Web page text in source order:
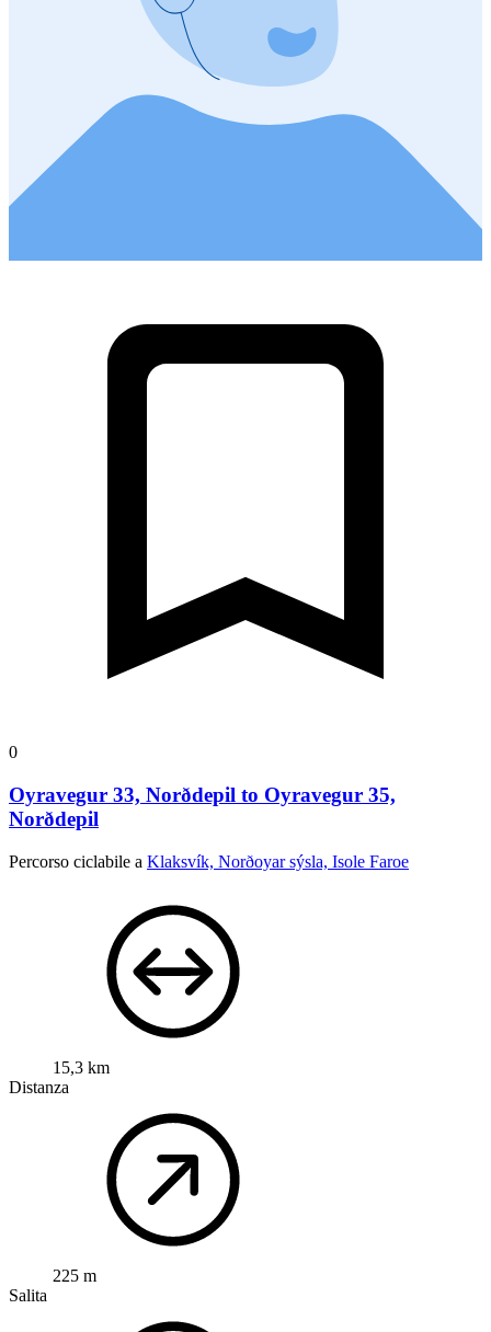
0
Oyravegur 33, Norðdepil to Oyravegur 35,
Norðdepil
Percorso ciclabile a Klaksvík, Norðoyar sýsla, Isole Faroe
15,3 km
Distanza
225 m
Salita